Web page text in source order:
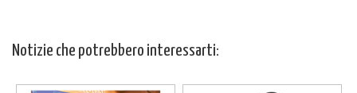
Notizie che potrebbero interessarti: